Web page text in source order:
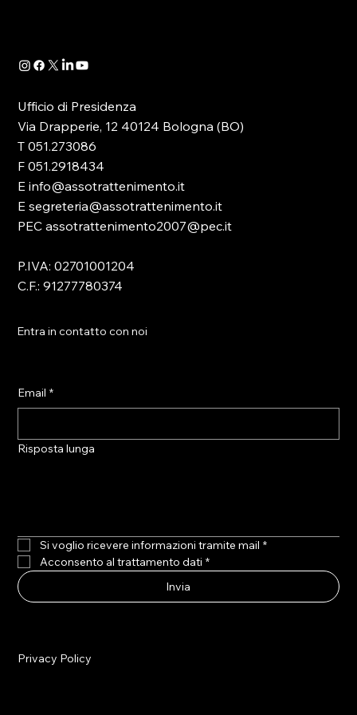
Ufficio di Presidenza
Via Drapperie, 12 40124 Bologna (BO)
T 051.273086
F 051.2918434
E info@assotrattenimento.it
E segreteria@assotrattenimento.it
PEC assotrattenimento2007@pec.it
P.IVA: 02701001204
C.F.: 91277780374
Entra in contatto con noi
Email *
Risposta lunga
Si voglio ricevere informazioni tramite mail *
Acconsento al trattamento dati *
Invia
Privacy Policy